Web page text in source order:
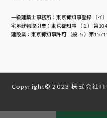
一級建築士事務所：東京都知事登録 （イ
宅地建物取引業：東京都知事 （１） 第
建設業：東京都知事許可 （般-５）第
Copyright© 2023 株式会社